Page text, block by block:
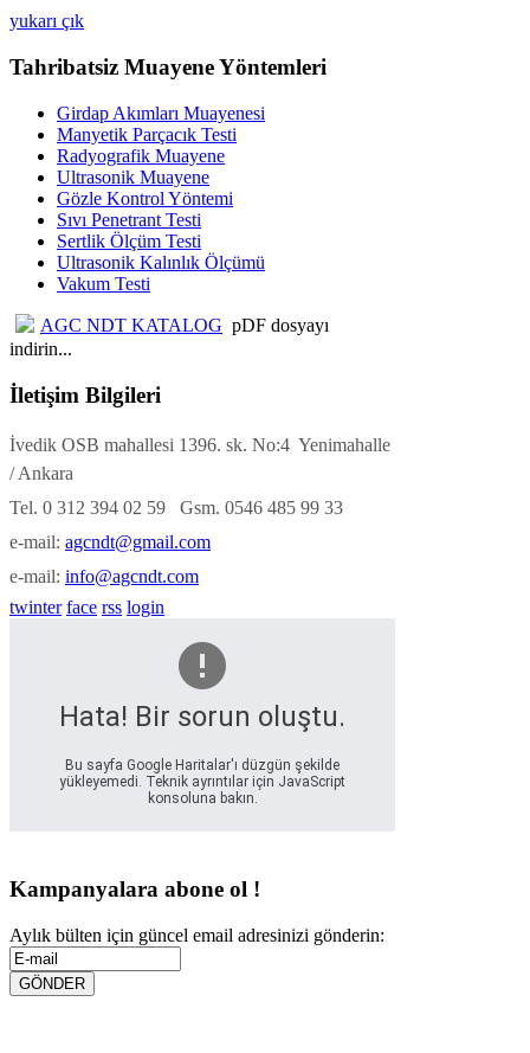
yukarı çık
Tahribatsiz Muayene Yöntemleri
Girdap Akımları Muayenesi
Manyetik Parçacık Testi
Radyografik Muayene
Ultrasonik Muayene
Gözle Kontrol Yöntemi
Sıvı Penetrant Testi
Sertlik Ölçüm Testi
Ultrasonik Kalınlık Ölçümü
Vakum Testi
AGC NDT KATALOG pDF dosyayı
indirin...
İletişim Bilgileri
İvedik OSB mahallesi 1396. sk. No:4 Yenimahalle
/ Ankara
Tel. 0 312 394 02 59 Gsm. 0546 485 99 33
e-mail: agcndt@gmail.com
e-mail: info@agcndt.com
twinter face rss login
Hata! Bir sorun oluştu.
Bu sayfa Google Haritalar'ı düzgün şekilde
yükleyemedi. Teknik ayrıntılar için JavaScript
konsoluna bakın.
Kampanyalara abone ol !
Aylık bülten için güncel email adresinizi gönderin: